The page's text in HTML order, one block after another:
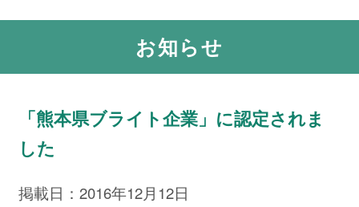
お知らせ
「熊本県ブライト企業」に認定されま
した
掲載日：2016年12月12日